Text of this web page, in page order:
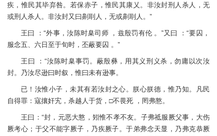
疾，惟民其毕弃咎。若保赤子，惟民其康乂。非汝封刑人杀人，无
或刑人杀人。非汝封又曰劓刵人，无或劓刵人。”
王曰 ：“外事，汝陈时臬司师 ，兹殷罚有伦 。”又曰 ：“要囚，
服念五、六日至于旬时，丕蔽要囚 。”
王曰 ：“汝陈时臬事罚。蔽殷彝，用其义刑义杀，勿庸以次汝
封。乃汝尽逊曰时叙，惟曰未有逊事。
已！汝惟小子，未其有若汝封之心。朕心朕德，惟乃知。凡民
自得罪：寇攘奸宄，杀越人于货，□不畏死 ，罔弗憝。
王曰：“封，元恶大憝，矧惟不孝不友。子弗祗服厥父事，大伤
厥考心；于父不能字厥子，乃疾厥子。于弟弗念天显，乃弗克恭厥